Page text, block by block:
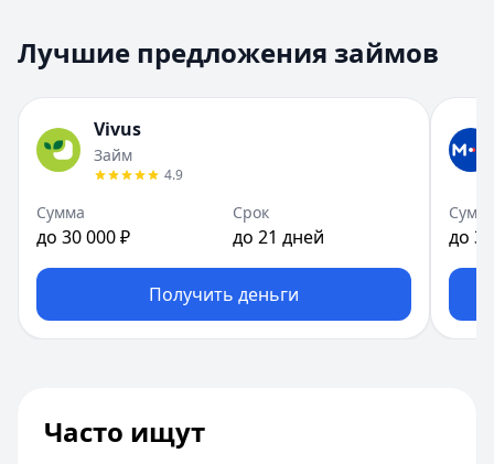
Лучшие предложения займов
Vivus
Займ
4.9
Сумма
до 30 000 ₽
Срок
до 21 дней
Получить деньги
до
Часто ищут